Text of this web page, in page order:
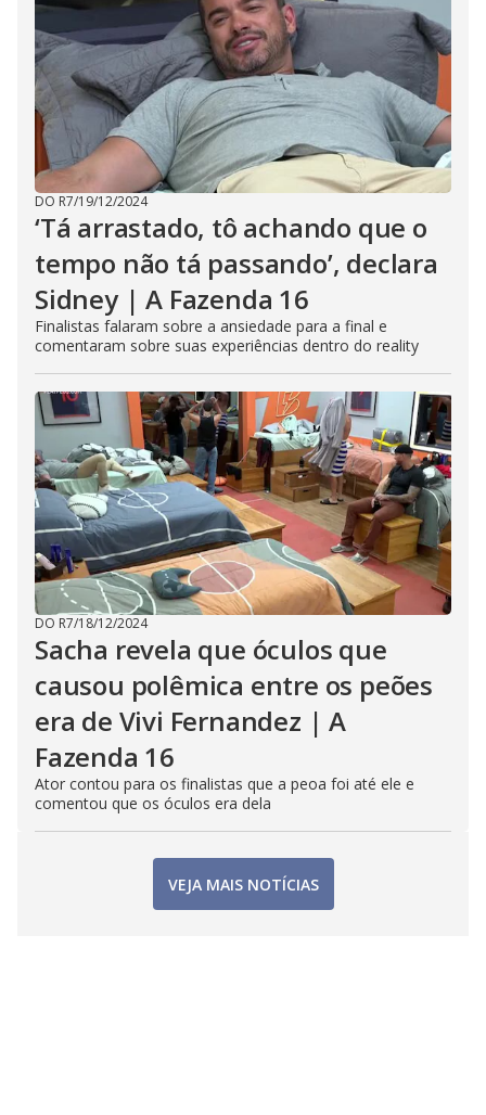
DO R7/19/12/2024
‘Tá arrastado, tô achando que o
tempo não tá passando’, declara
Sidney | A Fazenda 16
Finalistas falaram sobre a ansiedade para a final e
comentaram sobre suas experiências dentro do reality
DO R7/18/12/2024
Sacha revela que óculos que
causou polêmica entre os peões
era de Vivi Fernandez | A
Fazenda 16
Ator contou para os finalistas que a peoa foi até ele e
comentou que os óculos era dela
VEJA MAIS NOTÍCIAS